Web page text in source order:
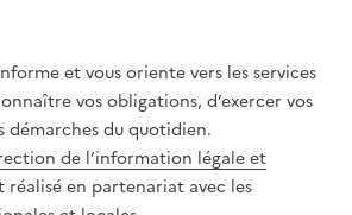
et vous oriente vers les services
vos obligations, d’exercer vos
démarches du quotidien.
de l’information légale et
réalisé en partenariat avec les